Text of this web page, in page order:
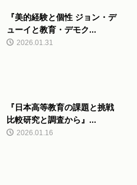
『美的経験と個性 ジョン・デ
ューイと教育・デモク...
2026.01.31
『日本高等教育の課題と挑戦
比較研究と調査から』...
2026.01.16